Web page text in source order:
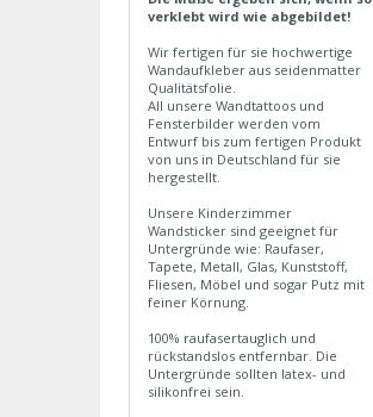
verklebt wird wie abgebildet!
Wir fertigen für sie hochwertige
Wandaufkleber aus seidenmatter
Qualitätsfolie.
All unsere Wandtattoos und
Fensterbilder werden vom
Entwurf bis zum fertigen Produkt
von uns in Deutschland für sie
hergestellt.
Unsere Kinderzimmer
Wandsticker sind geeignet für
Untergründe wie: Raufaser,
Tapete, Metall, Glas, Kunststoff,
Fliesen, Möbel und sogar Putz mit
feiner Körnung.
100% raufasertauglich und
rückstandslos entfernbar. Die
Untergründe sollten latex- und
silikonfrei sein.